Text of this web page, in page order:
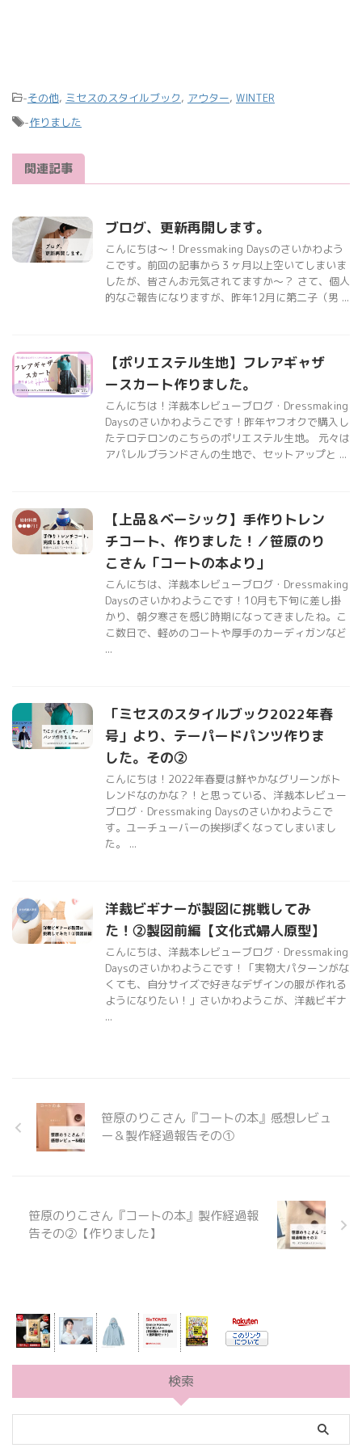
-その他, ミセスのスタイルブック, アウター, WINTER
-作りました
関連記事
ブログ、更新再開します。
こんにちは〜！Dressmaking Daysのさいかわよう
こです。前回の記事から３ヶ月以上空いてしまいま
したが、皆さんお元気されてますか〜？ さて、個人
的なご報告になりますが、昨年12月に第二子（男 ...
【ポリエステル生地】フレアギャザ
ースカート作りました。
こんにちは！洋裁本レビューブログ・Dressmaking
Daysのさいかわようこです！昨年ヤフオクで購入し
たテロテロンのこちらのポリエステル生地。 元々は
アパレルブランドさんの生地で、セットアップと ...
【上品＆ベーシック】手作りトレン
チコート、作りました！／笹原のり
こさん「コートの本より」
こんにちは、洋裁本レビューブログ・Dressmaking
Daysのさいかわようこです！10月も下旬に差し掛
かり、朝夕寒さを感じ時期になってきましたね。こ
こ数日で、軽めのコートや厚手のカーディガンなど
...
「ミセスのスタイルブック2022年春
号」より、テーパードパンツ作りま
した。その②
こんにちは！2022年春夏は鮮やかなグリーンがト
レンドなのかな？！と思っている、洋裁本レビュー
ブログ・Dressmaking Daysのさいかわようこで
す。ユーチューバーの挨拶ぽくなってしまいまし
た。 ...
洋裁ビギナーが製図に挑戦してみ
た！②製図前編【文化式婦人原型】
こんにちは、洋裁本レビューブログ・Dressmaking
Daysのさいかわようこです！「実物大パターンがな
くても、自分サイズで好きなデザインの服が作れる
ようになりたい！」さいかわようこが、洋裁ビギナ
...
笹原のりこさん『コートの本』感想レビュ
ー＆製作経過報告その①
笹原のりこさん『コートの本』製作経過報
告その②【作りました】
検索